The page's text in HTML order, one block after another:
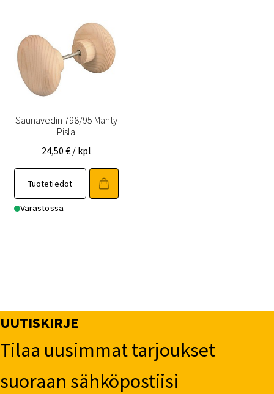
Saunavedin 798/95 Mänty
Pisla
24,50 € / kpl
Tuotetiedot
Varastossa
UUTISKIRJE
Tilaa uusimmat tarjoukset
suoraan sähköpostiisi